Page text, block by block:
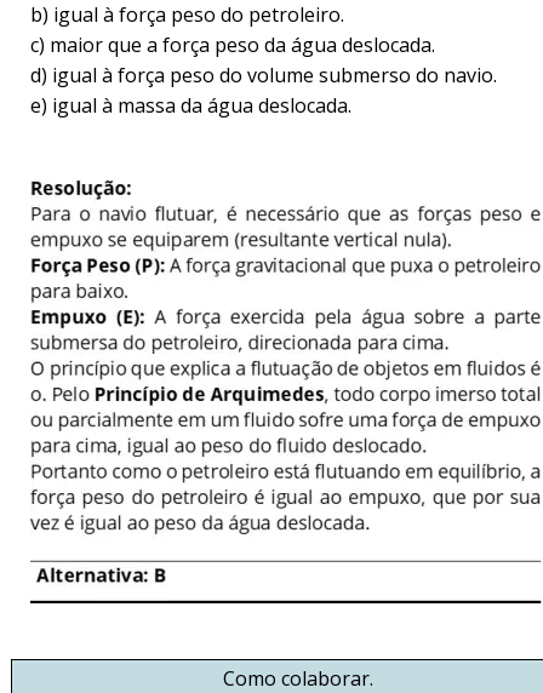
b) igual à força peso do petroleiro.
c) maior que a força peso da água deslocada.
d) igual à força peso do volume submerso do navio.
e) igual à massa da água deslocada.
Como colaborar.